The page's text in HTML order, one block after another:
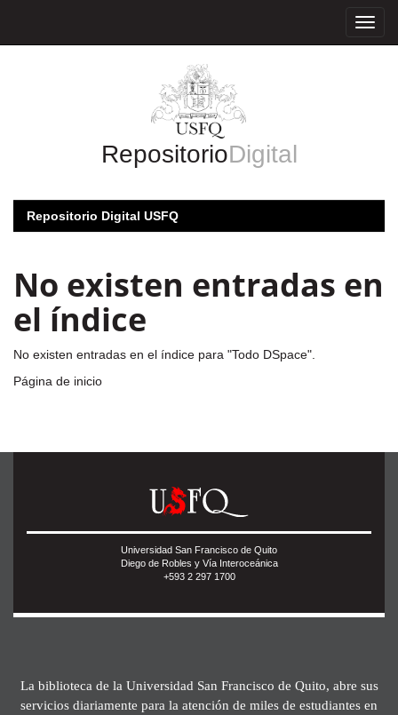
RepositorioDigital
Repositorio Digital USFQ
No existen entradas en
el índice
No existen entradas en el índice para "Todo DSpace".
Página de inicio
Universidad San Francisco de Quito
Diego de Robles y Vía Interoceánica
+593 2 297 1700
La biblioteca de la Universidad San Francisco de Quito, abre sus
servicios diariamente para la atención de miles de estudiantes en